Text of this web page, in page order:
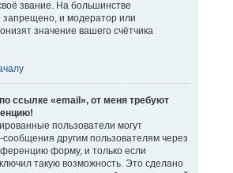
звание. На большинстве
запрещено, и модератор или
значение вашего счётчика
ссылке «email», от меня требуют
пользователи могут
сообщения другим пользователям через
форму, и только если
такую возможность. Это сделано